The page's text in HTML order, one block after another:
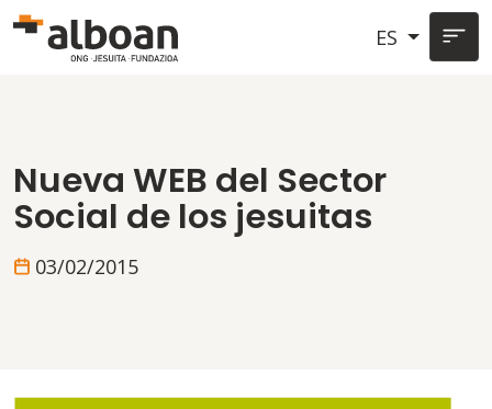
Pasar al contenido principal
ES
Nueva WEB del Sector
Social de los jesuitas
03/02/2015